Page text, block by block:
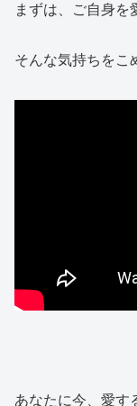
まずは、ご自身を
そんな気持ちをこ
あなたに今、愛す